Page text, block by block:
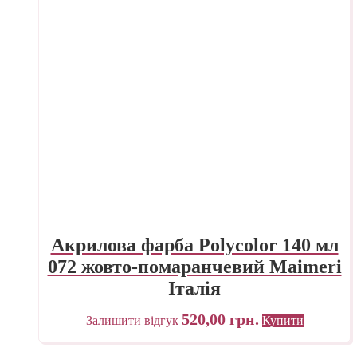
Акрилова фарба Polycolor 140 мл
072 жовто-помаранчевий Maimeri
Італія
Залишити відгук 520,00 грн. Купити